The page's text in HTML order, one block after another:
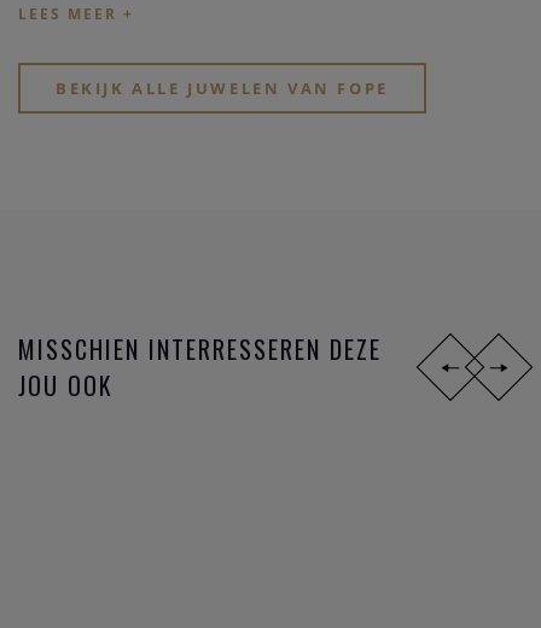
markt van juwelen en er uitspringt als een van de symbolen
De productie bevindt zich nog altijd in Vicenza, Italië, niet ver
van het originele complex waar Fope begonnen is.
BEKIJK ALLE JUWELEN VAN FOPE
MISSCHIEN INTERRESSEREN DEZE
JOU OOK